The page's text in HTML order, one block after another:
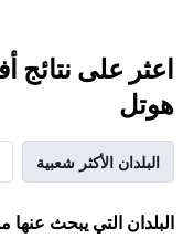
اعثر على نتائج
هوتل
البلدان الأكثر شعبية
البلدان التي يبحث عنها